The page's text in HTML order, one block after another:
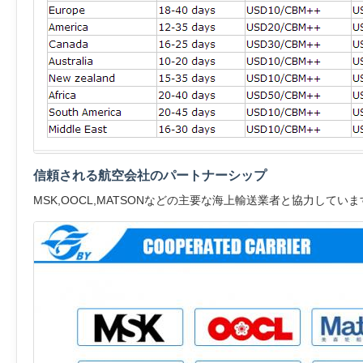
信頼される航空会社のパートナーシップ
MSK,OOCL,MATSONなどの主要な海上輸送業者と協力していま